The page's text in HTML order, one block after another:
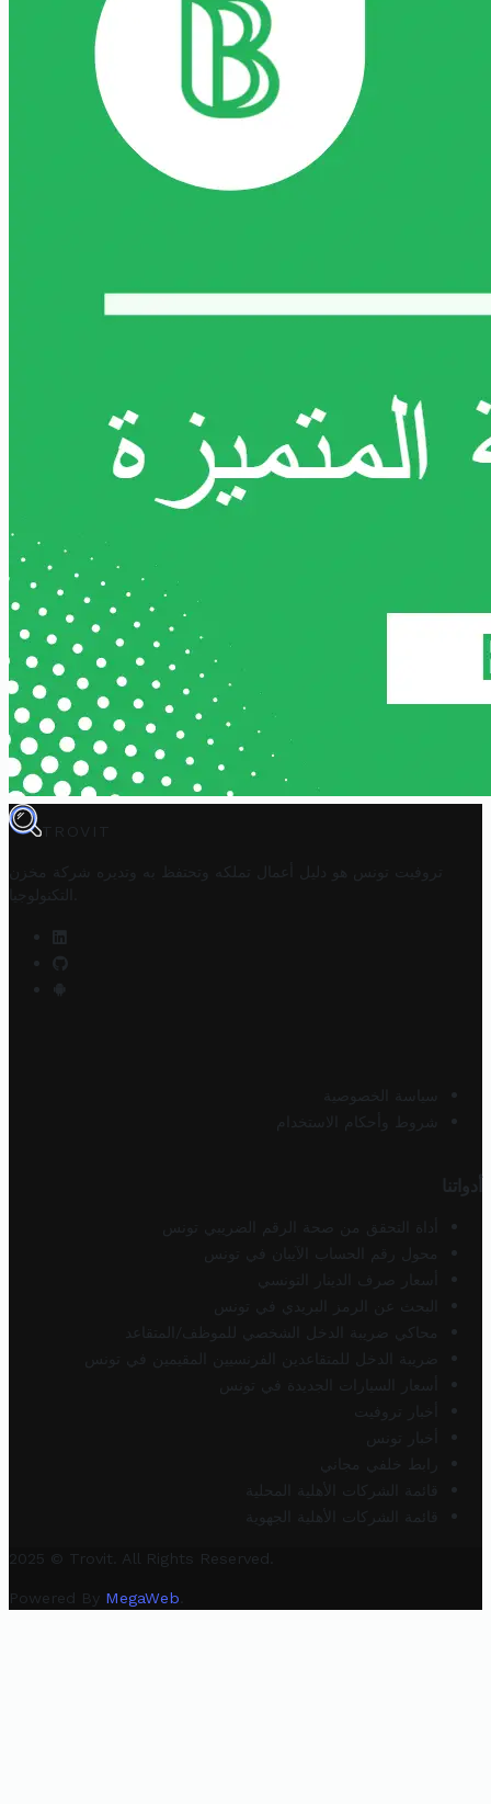
TROVIT
تروفيت تونس هو دليل أعمال تملكه وتحتفظ به وتديره
شركة مخزن
التكنولوجيا
سياسة الخصوصية
شروط وأحكام الاستخدام
أدواتنا
أداة التحقق من صحة الرقم الضريبي تونس
محول رقم الحساب الآيبان في تونس
أسعار صرف الدينار التونسي
البحث عن الرمز البريدي في تونس
محاكي ضريبة الدخل الشخصي للموظف/المتقاعد
ضريبة الدخل للمتقاعدين الفرنسيين المقيمين في تونس
أسعار السيارات الجديدة في تونس
أخبار تروفيت
أخبار تونس
رابط خلفي مجاني
قائمة الشركات الأهلية المحلية
قائمة الشركات الأهلية الجهوية
2025 © Trovit. All Rights Reserved.
Powered By MegaWeb